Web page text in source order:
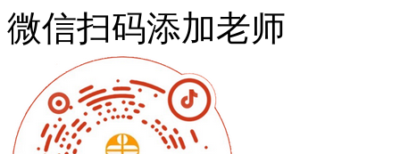
微信扫码添加老师